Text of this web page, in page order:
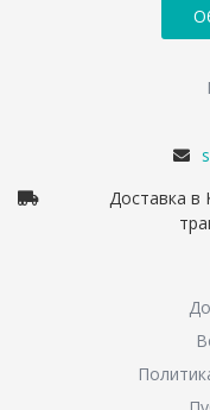
Доставка в